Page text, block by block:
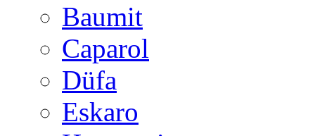
Baumit
Caparol
Düfa
Eskaro